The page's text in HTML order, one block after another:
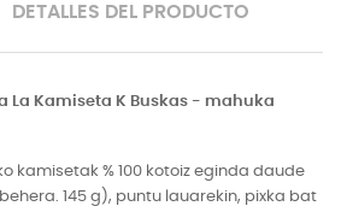
DETALLES DEL PRODUCTO
La Kamiseta K Buskas - mahuka
kamisetak % 100 kotoiz eginda daude
145 g), puntu lauarekin, pixka bat